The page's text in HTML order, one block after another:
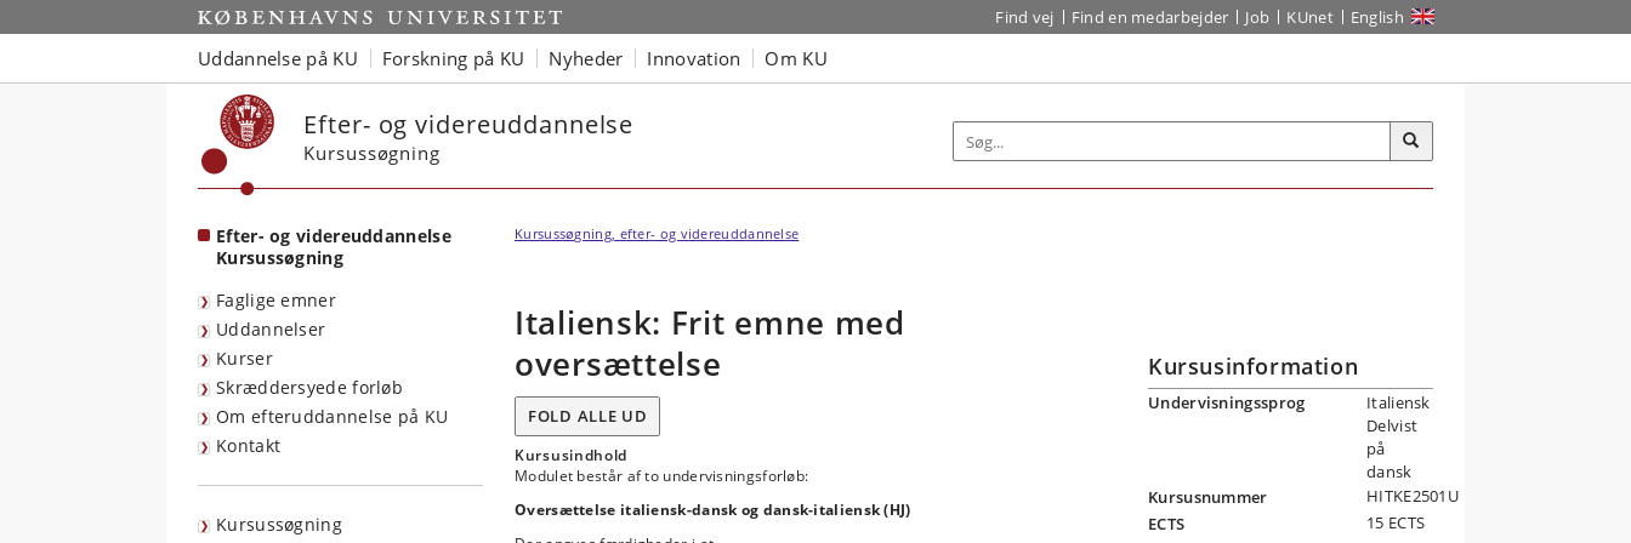
Start Find vej Find en medarbejder Job KUnet English
Uddannelse på KU Forskning på KU Nyheder Innovation Om KU
Efter- og videreuddannelse
Kursussøgning
Efter- og videreuddannelse
Kursussøgning
Faglige emner
Uddannelser
Kurser
Skræddersyede forløb
Om efteruddannelse på KU
Kontakt
Kursussøgning
Kursussøgning, efter- og videreuddannelse
Italiensk: Frit emne med
oversættelse
FOLD ALLE UD
Kursusindhold
Modulet består af to undervisningsforløb:
Oversættelse italiensk-dansk og dansk-italiensk (HJ)
Kursusinformation
Undervisningssprog
Italiensk
Delvist
på
dansk
Kursusnummer
HITKE2501U
ECTS
15 ECTS